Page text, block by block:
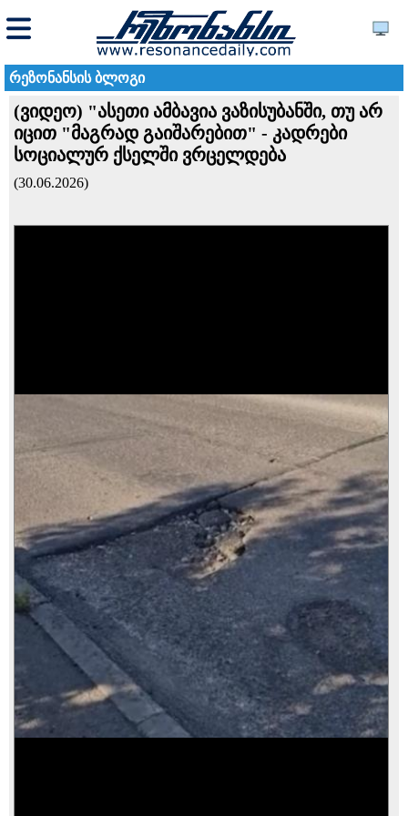
რეზონანსის ბლოგი
(ვიდეო) "ასეთი ამბავია ვაზისუბანში, თუ არ
იცით "მაგრად გაიშარებით" - კადრები
სოციალურ ქსელში ვრცელდება
(30.06.2026)